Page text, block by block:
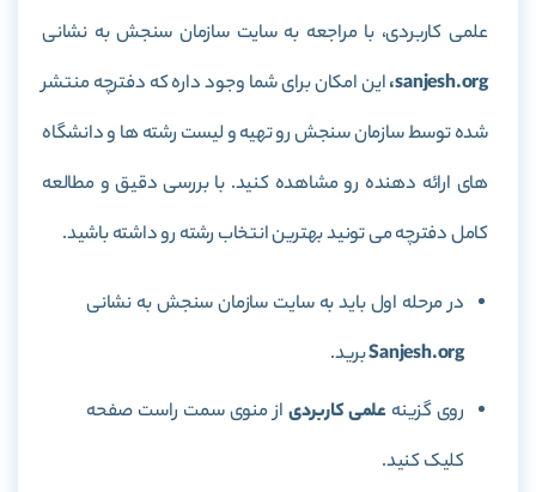
علمی کاربردی، با مراجعه به سایت سازمان سنجش به نشانی
sanjesh.org، این امکان برای شما وجود داره که دفترچه منتشر
شده توسط سازمان سنجش رو تهیه و لیست رشته ها و دانشگاه
های ارائه دهنده رو مشاهده کنید. با بررسی دقیق و مطالعه
کامل دفترچه می تونید بهترین انتخاب رشته رو داشته باشید.
در مرحله اول باید به سایت سازمان سنجش به نشانی
Sanjesh.orgبرید.
روی گزینه علمی کاربردی از منوی سمت راست صفحه
کلیک کنید.